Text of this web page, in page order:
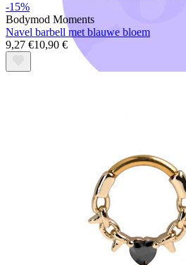
-15%
Bodymod Moments
Navel barbell met blauwe bloem
9,27 €10,90 €